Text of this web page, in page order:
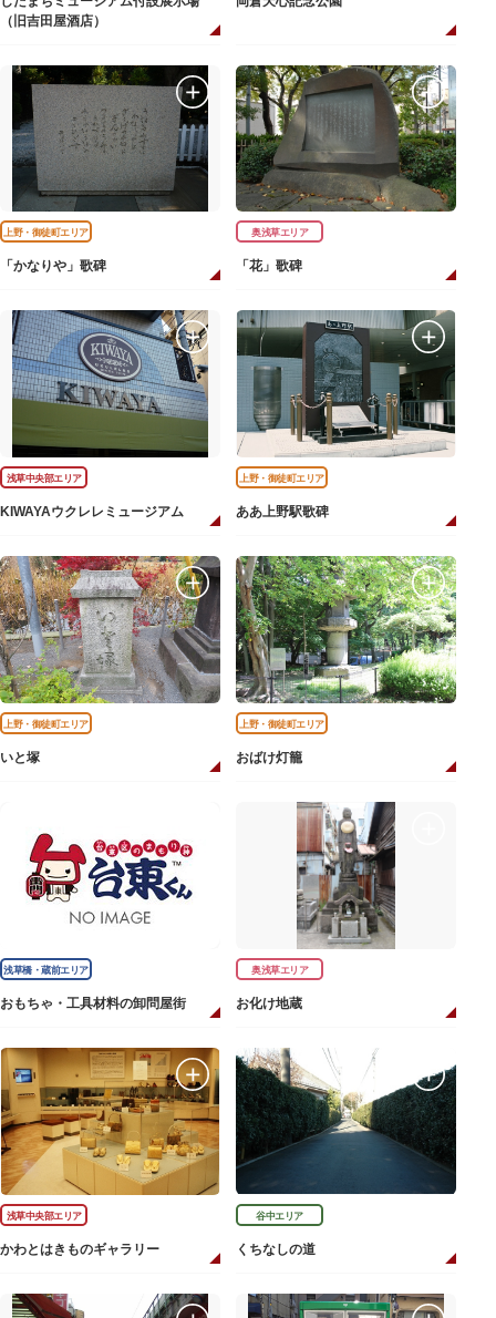
（旧吉田屋酒店）
上野・御徒町エリア
「かなりや」歌碑
奥浅草エリア
「花」歌碑
浅草中央部エリア
KIWAYAウクレレミュージアム
上野・御徒町エリア
ああ上野駅歌碑
上野・御徒町エリア
いと塚
上野・御徒町エリア
おばけ灯籠
浅草橋・蔵前エリア
おもちゃ・工具材料の卸問屋街
奥浅草エリア
お化け地蔵
浅草中央部エリア
かわとはきものギャラリー
谷中エリア
くちなしの道